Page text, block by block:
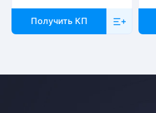
Получить КП